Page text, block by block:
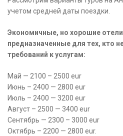
учетом средней даты поездки.
Экономичные, но хорошие отели
предназначенные для тех, кто
требований к услугам:
Май — 2100 – 2500 eur
Июнь – 2400 — 2800 eur
Июль – 2400 — 3200 eur
Август – 2500 — 3400 eur
Сентябрь — 2300 – 3000 eur
Октябрь – 2200 — 2800 eur.